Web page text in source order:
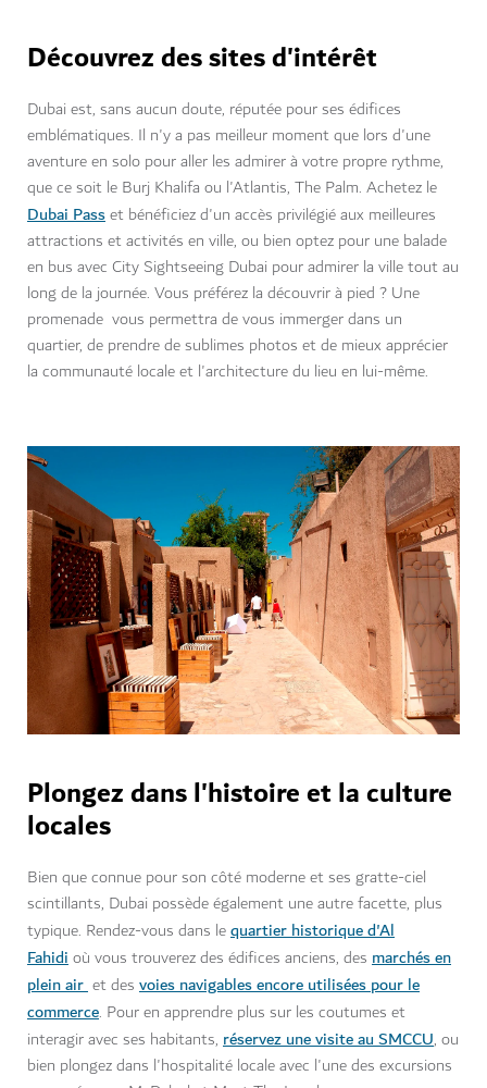
Découvrez des sites d'intérêt
Dubai est, sans aucun doute, réputée pour ses édifices
emblématiques. Il n'y a pas meilleur moment que lors d'une
aventure en solo pour aller les admirer à votre propre rythme,
que ce soit le Burj Khalifa ou l'Atlantis, The Palm. Achetez le
Dubai Passet bénéficiez d'un accès privilégié aux meilleures
attractions et activités en ville, ou bien optez pour une balade
en bus avec City Sightseeing Dubai pour admirer la ville tout au
long de la journée. Vous préférez la découvrir à pied ? Une
promenade vous permettra de vous immerger dans un
quartier, de prendre de sublimes photos et de mieux apprécier
la communauté locale et l'architecture du lieu en lui-même.
Plongez dans l'histoire et la culture
locales
Bien que connue pour son côté moderne et ses gratte-ciel
scintillants, Dubai possède également une autre facette, plus
typique. Rendez-vous dans lequartier historique d'Al
Fahidioù vous trouverez des édifices anciens, des marchés en
plein airet des voies navigables encore utilisées pour le
commerce. Pour en apprendre plus sur les coutumes et
interagir avec ses habitants, réservez une visite au SMCCU, ou
bien plongez dans l'hospitalité locale avec l'une des excursions